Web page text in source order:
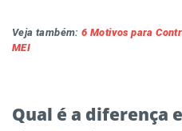
Veja também:6 Motivos para
MEI
Qual é a diferença